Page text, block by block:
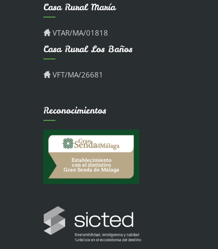
Casa Rural María
VTAR/MA/01818
Casa Rural Los Baños
VFT/MA/26681
Reconocimientos